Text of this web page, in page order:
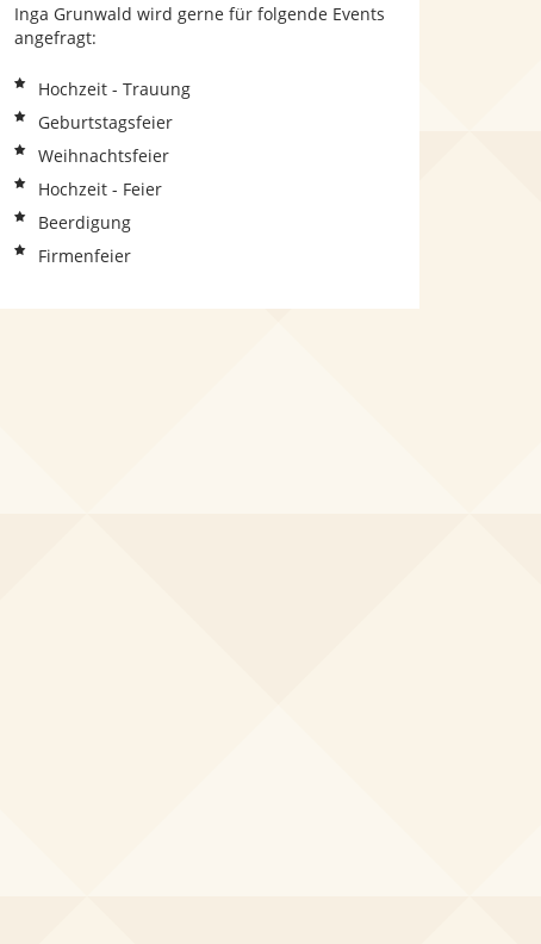
Inga Grunwald wird gerne für folgende Events
angefragt:
Hochzeit - Trauung
Geburtstagsfeier
Weihnachtsfeier
Hochzeit - Feier
Beerdigung
Firmenfeier